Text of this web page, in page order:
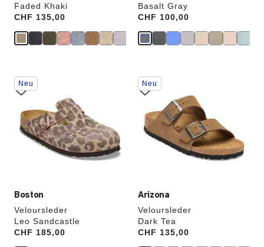
Faded Khaki
Price:
CHF 135,00
Basalt Gray
Price:
CHF 100,00
Boston
Veloursleder
Leo Sandcastle
Price:
CHF 185,00
Durch
Anklicken
der
Farben
werden
die
Produktbilder
aktualisiert.
Neu
Arizona
Veloursleder
Dark Tea
Price:
CHF 135,00
Durch
Anklicken
der
Farben
werden
die
Produktbilder
aktualisiert.
Neu